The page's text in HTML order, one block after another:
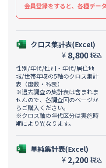
会員登録をすると、各種デー
クロス集計表(Excel)
¥ 8,800 税込
性別/年代/性別・年代/居住地
域/世帯年収の5軸のクロス集計
表（度数・％表）
※過去調査の集計表は含まれま
せんので、各調査回のページか
らご購入ください。
※クロス軸の年代区分は実施時
期により異なります。
単純集計表(Excel)
¥ 2,200 税込